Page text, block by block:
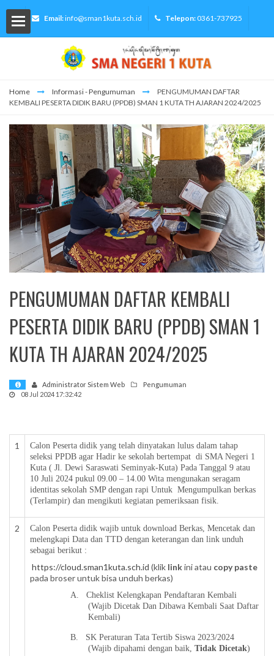
Email:info@sman1kuta.sch.id Telepon: 0361-737925
Home Informasi - Pengumuman
PENGUMUMAN DAFTAR
KEMBALI PESERTA DIDIK BARU (PPDB) SMAN 1 KUTA TH AJARAN 2024/2025
PENGUMUMAN DAFTAR KEMBALI
PESERTA DIDIK BARU (PPDB) SMAN 1
KUTA TH AJARAN 2024/2025
Administrator Sistem Web
Pengumuman
08 Jul 2024 17:32:42
1
Calon Peserta didik yang telah dinyatakan lulus dalam tahap
seleksi PPDB agar Hadir ke sekolah bertempat di SMA Negeri 1
Kuta ( Jl. Dewi Saraswati Seminyak-Kuta) Pada Tanggal 9 atau
10 Juli 2024 pukul 09.00 – 14.00 Wita mengunakan seragam
identitas sekolah SMP dengan rapi Untuk Mengumpulkan berkas
(Terlampir) dan mengikuti kegiatan pemeriksaan fisik.
2
Calon Peserta didik wajib untuk download Berkas, Mencetak dan
melengkapi Data dan TTD dengan keterangan dan link unduh
sebagai berikut :
https://cloud.sman1kuta.sch.id (klik linkini atau copy paste
pada broser untuk bisa unduh berkas)
A.
Cheklist Kelengkapan Pendaftaran Kembali
(Wajib Dicetak Dan Dibawa Kembali Saat Daftar
Kembali)
B.
SK Peraturan Tata Tertib Siswa 2023/2024
(Wajib dipahami dengan baik, Tidak Dicetak)